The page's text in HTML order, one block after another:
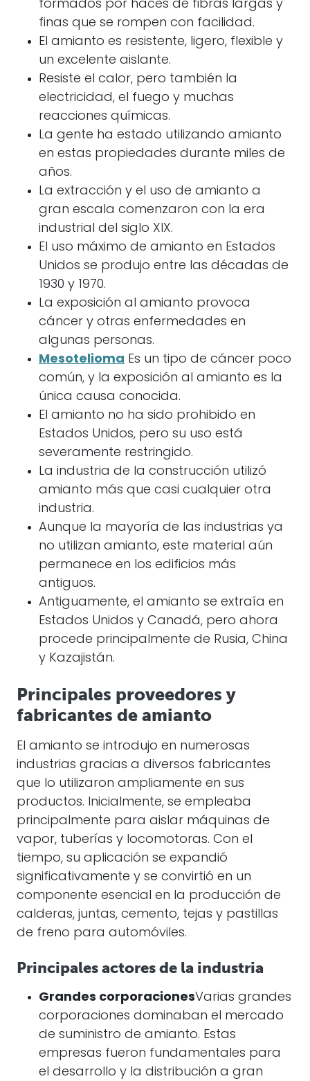
formados por haces de fibras largas y
finas que se rompen con facilidad.
El amianto es resistente, ligero, flexible y
un excelente aislante.
Resiste el calor, pero también la
electricidad, el fuego y muchas
reacciones químicas.
La gente ha estado utilizando amianto
en estas propiedades durante miles de
años.
La extracción y el uso de amianto a
gran escala comenzaron con la era
industrial del siglo XIX.
El uso máximo de amianto en Estados
Unidos se produjo entre las décadas de
1930 y 1970.
La exposición al amianto provoca
cáncer y otras enfermedades en
algunas personas.
Mesotelioma Es un tipo de cáncer poco
común, y la exposición al amianto es la
única causa conocida.
El amianto no ha sido prohibido en
Estados Unidos, pero su uso está
severamente restringido.
La industria de la construcción utilizó
amianto más que casi cualquier otra
industria.
Aunque la mayoría de las industrias ya
no utilizan amianto, este material aún
permanece en los edificios más
antiguos.
Antiguamente, el amianto se extraía en
Estados Unidos y Canadá, pero ahora
procede principalmente de Rusia, China
y Kazajistán.
Principales proveedores y
fabricantes de amianto
El amianto se introdujo en numerosas
industrias gracias a diversos fabricantes
que lo utilizaron ampliamente en sus
productos. Inicialmente, se empleaba
principalmente para aislar máquinas de
vapor, tuberías y locomotoras. Con el
tiempo, su aplicación se expandió
significativamente y se convirtió en un
componente esencial en la producción de
calderas, juntas, cemento, tejas y pastillas
de freno para automóviles.
Principales actores de la industria
Grandes corporacionesVarias grandes
corporaciones dominaban el mercado
de suministro de amianto. Estas
empresas fueron fundamentales para
el desarrollo y la distribución a gran